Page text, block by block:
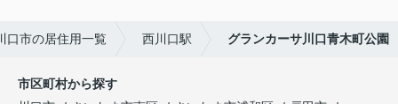
口市の居住用一覧 西川口駅 グランカーサ川口青木町公園
市区町村から探す